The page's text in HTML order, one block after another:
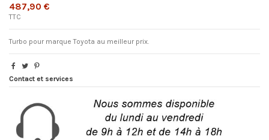
487,90 €
TTC
Turbo pour marque Toyota au meilleur prix.
Contact et services